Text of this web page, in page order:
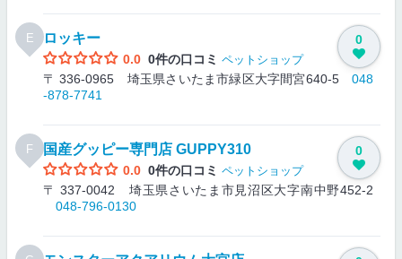
E ロッキー
0.0 0件の口コミ ペットショップ
〒 336-0965 埼玉県さいたま市緑区大字間宮640-5 048
-878-7741
0
F 国産グッピー専門店 GUPPY310
0.0 0件の口コミ ペットショップ
〒 337-0042 埼玉県さいたま市見沼区大字南中野452-2
048-796-0130
0